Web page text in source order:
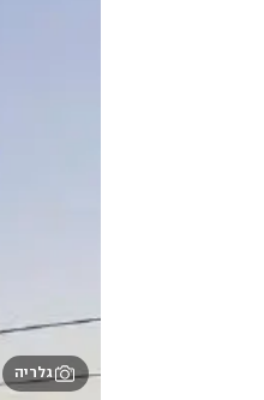
גלריה